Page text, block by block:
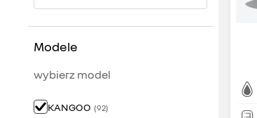
Modele
wybierz model
KANGOO (92)